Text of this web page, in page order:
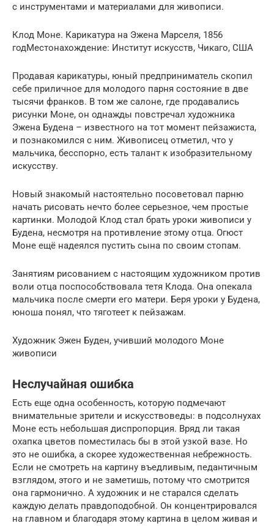
с инструментами и материалами для живописи.
Клод Моне. Карикатура на Эжена Марселя, 1856
годМестонахождение: Институт искусств, Чикаго, США
Продавая карикатуры, юный предприниматель скопил
себе приличное для молодого парня состояние в две
тысячи франков. В том же салоне, где продавались
рисунки Моне, он однажды повстречал художника
Эжена Будена – известного на тот момент пейзажиста,
и познакомился с ним. Живописец отметил, что у
мальчика, бесспорно, есть талант к изобразительному
искусству.
Новый знакомый настоятельно посоветовал парню
начать рисовать нечто более серьезное, чем простые
картинки. Молодой Клод стал брать уроки живописи у
Будена, несмотря на противление этому отца. Огюст
Моне ещё надеялся пустить сына по своим стопам.
Занятиям рисованием с настоящим художником против
воли отца поспособствовала тетя Клода. Она опекала
мальчика после смерти его матери. Беря уроки у Будена,
юноша понял, что тяготеет к пейзажам.
Художник Эжен Буден, учивший молодого Моне
живописи
Неслучайная ошибка
Есть еще одна особенность, которую подмечают
внимательные зрители и искусствоведы: в подсолнухах
Моне есть небольшая диспропорция. Вряд ли такая
охапка цветов поместилась бы в этой узкой вазе. Но
это не ошибка, а скорее художественная небрежность.
Если не смотреть на картину въедливым, педантичным
взглядом, этого и не заметишь, потому что смотрится
она гармонично. А художник и не старался сделать
каждую делать правдоподобной. Он концентрировался
на главном и благодаря этому картина в целом живая и